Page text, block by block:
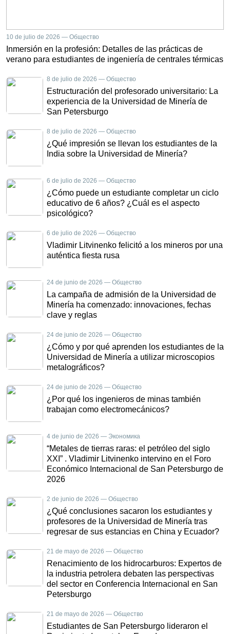
10 de julio de 2026 — Общество
Inmersión en la profesión: Detalles de las prácticas de
verano para estudiantes de ingeniería de centrales térmicas
8 de julio de 2026 — Общество
Estructuración del profesorado universitario: La
experiencia de la Universidad de Minería de
San Petersburgo
8 de julio de 2026 — Общество
¿Qué impresión se llevan los estudiantes de la
India sobre la Universidad de Minería?
6 de julio de 2026 — Общество
¿Cómo puede un estudiante completar un ciclo
educativo de 6 años? ¿Cuál es el aspecto
psicológico?
6 de julio de 2026 — Общество
Vladimir Litvinenko felicitó a los mineros por una
auténtica fiesta rusa
24 de junio de 2026 — Общество
La campaña de admisión de la Universidad de
Minería ha comenzado: innovaciones, fechas
clave y reglas
24 de junio de 2026 — Общество
¿Cómo y por qué aprenden los estudiantes de la
Universidad de Minería a utilizar microscopios
metalográficos?
24 de junio de 2026 — Общество
¿Por qué los ingenieros de minas también
trabajan como electromecánicos?
4 de junio de 2026 — Экономика
“Metales de tierras raras: el petróleo del siglo
XXI” . Vladimir Litvinenko intervino en el Foro
Económico Internacional de San Petersburgo de
2026
2 de junio de 2026 — Общество
¿Qué conclusiones sacaron los estudiantes y
profesores de la Universidad de Minería tras
regresar de sus estancias en China y Ecuador?
21 de mayo de 2026 — Общество
Renacimiento de los hidrocarburos: Expertos de
la industria petrolera debaten las perspectivas
del sector en Conferencia Internacional en San
Petersburgo
21 de mayo de 2026 — Общество
Estudiantes de San Petersburgo lideraron el